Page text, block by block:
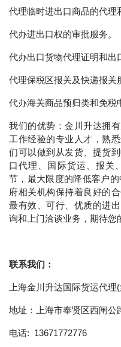
代理临时进出口商品的代理
代办进出口权的审批服务。
代办出口货物代理证明和出
代理保税区报关及快递报关
代办海关商品预归类和免税
我们的优势：金川升达拥
工作经验的专业人才，熟
们可以做到从发货、提货
口代理、国际货运、报关
节，最大限度的降低客户
府相关机构保持着良好的
最有效、可行、优质的进
询和上门洽谈业务，期待您
联系我们：
上海金川升达国际货运代理(
地址：上海市奉贤区西闸公
电话: 13671772776